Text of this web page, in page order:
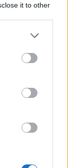
it to other
de
de Tecnologia